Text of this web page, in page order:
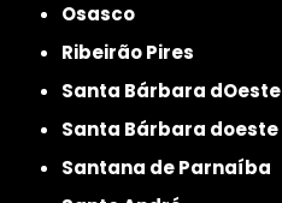
Osasco
Ribeirão Pires
Santa Bárbara dOeste
Santa Bárbara doeste
Santana de Parnaíba